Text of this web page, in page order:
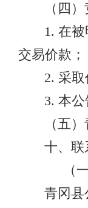
（四
1. 在
交易价款；
2. 采
3. 本
（五
十、联
（一
青冈县